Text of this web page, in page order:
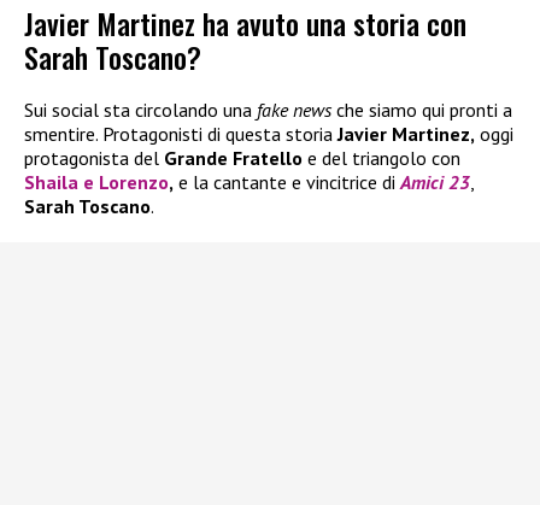
Javier Martinez ha avuto una storia con
Sarah Toscano?
Sui social sta circolando una fake newsche siamo qui pronti a
smentire. Protagonisti di questa storiaJavier Martinez, oggi
protagonista del Grande Fratello e del triangolo con
Shaila e Lorenzo, e la cantante e vincitrice diAmici 23,
Sarah Toscano.